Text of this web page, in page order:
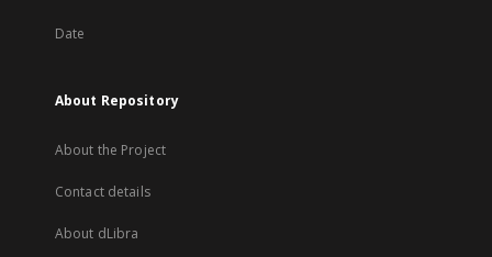
Date
About Repository
About the Project
Contact details
About dLibra